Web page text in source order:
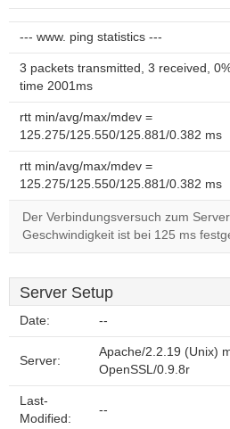
--- www. ping statistics ---
3 packets transmitted, 3 received,
time 2001ms
rtt min/avg/max/mdev =
125.275/125.550/125.881/0.382 ms
rtt min/avg/max/mdev =
125.275/125.550/125.881/0.382 ms
Der Verbindungsversuch zum
Geschwindigkeit ist bei 125 ms
Server Setup
Date: --
Server:
Apache/2.2.19 (Unix)
OpenSSL/0.9.8r
Last-
Modified:
--